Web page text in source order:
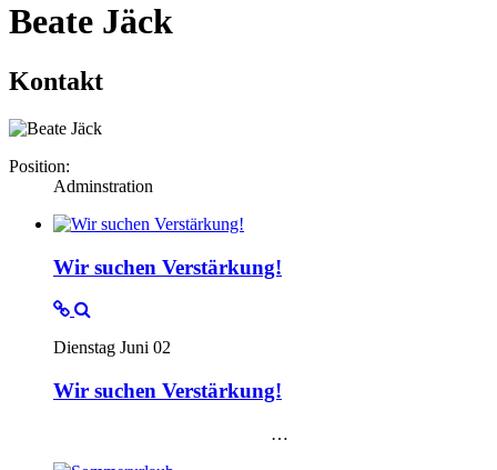
Beate Jäck
Kontakt
Position:
Adminstration
Wir suchen Verstärkung!
Dienstag Juni 02
Wir suchen Verstärkung!
…